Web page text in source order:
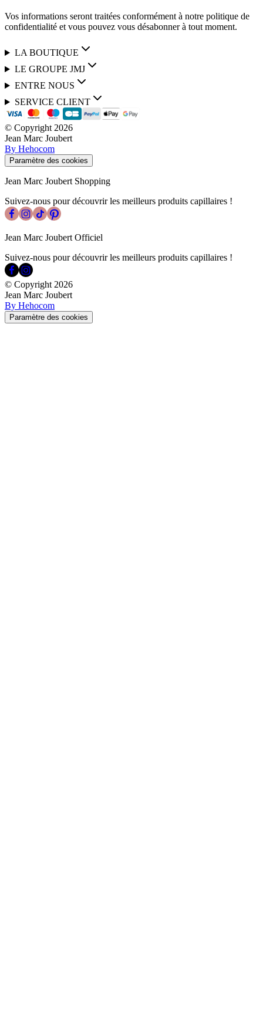
Vos informations seront traitées conformément à notre politique de
confidentialité et vous pouvez vous désabonner à tout moment.
LA BOUTIQUE
LE GROUPE JMJ
ENTRE NOUS
SERVICE CLIENT
© Copyright 2026
Jean Marc Joubert
By Hehocom
Paramètre des cookies
Jean Marc Joubert Shopping
Suivez-nous pour découvrir les meilleurs produits capillaires !
Jean Marc Joubert Officiel
Suivez-nous pour découvrir les meilleurs produits capillaires !
© Copyright 2026
Jean Marc Joubert
By Hehocom
Paramètre des cookies